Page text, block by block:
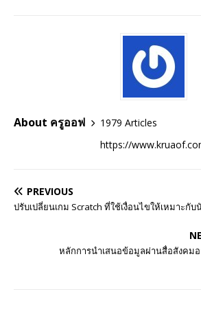
About ครูออฟ
1979 Articles
https://
PREVIOUS
ปรับเปลี่ยนเกม Scratch ที่ใช้เงื่อนไขให้เหมาะกั
หลักการนำเสนอข้อมูลผ่านสื่อสังคม